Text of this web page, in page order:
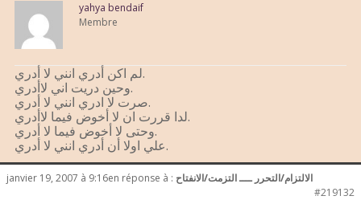
yahya bendaif
Membre
لم اكن أدري انني لا أدري.
وحين دريت اني لاأدري.
صرت لا ادري انني لا أدري.
لدا قررت ان لا أخوض فيما لاأدري.
وحتى لا أخوض فيما لا أدري.
علي اولا أن أدري انني لا أدري.
janvier 19, 2007 à 9:16en réponse à : الالتزام/التحرر ــــ التزمت/الانفتاح
#219132